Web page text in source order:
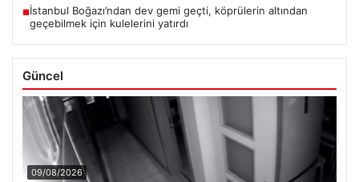
■İstanbul Boğazı’ndan dev gemi geçti, köprülerin altından
geçebilmek için kulelerini yatırdı
Güncel
09/08/2026